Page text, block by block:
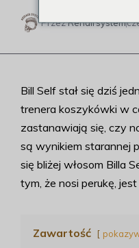
PrzezRehairsystem
Bill Self stał się dziś
trenera koszykówki w
zastanawiają się, czy
są wynikiem starannej
się bliżej włosom Billa
tym, że nosi perukę,
Zawartość